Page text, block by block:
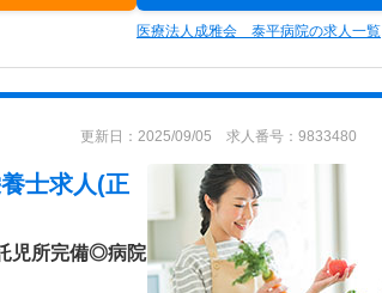
医療法人成雅会 泰平病院の求人一覧
更新日：2025/09/05 求人番号：9833480
士求人(正
児所完備◎病院